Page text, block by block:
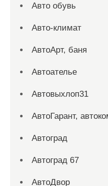
Авто обувь
Авто-климат
АвтоАрт, баня
Автоателье
Автовыхлоп31
АвтоГарант,
Автоград
Автоград 67
АвтоДвор